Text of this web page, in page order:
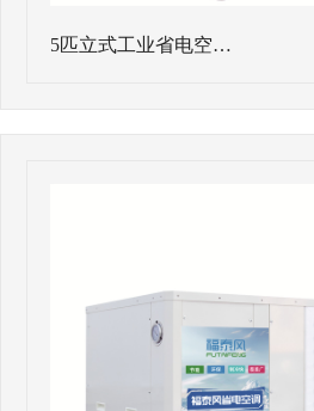
5匹立式工业省电空…